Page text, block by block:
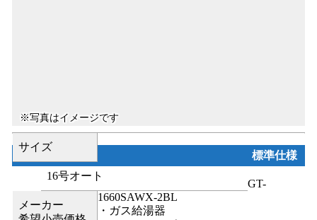
サイズ
16号オート
メーカー
標準仕様
GT-
1660SAWX-2BL
・ガス給湯器